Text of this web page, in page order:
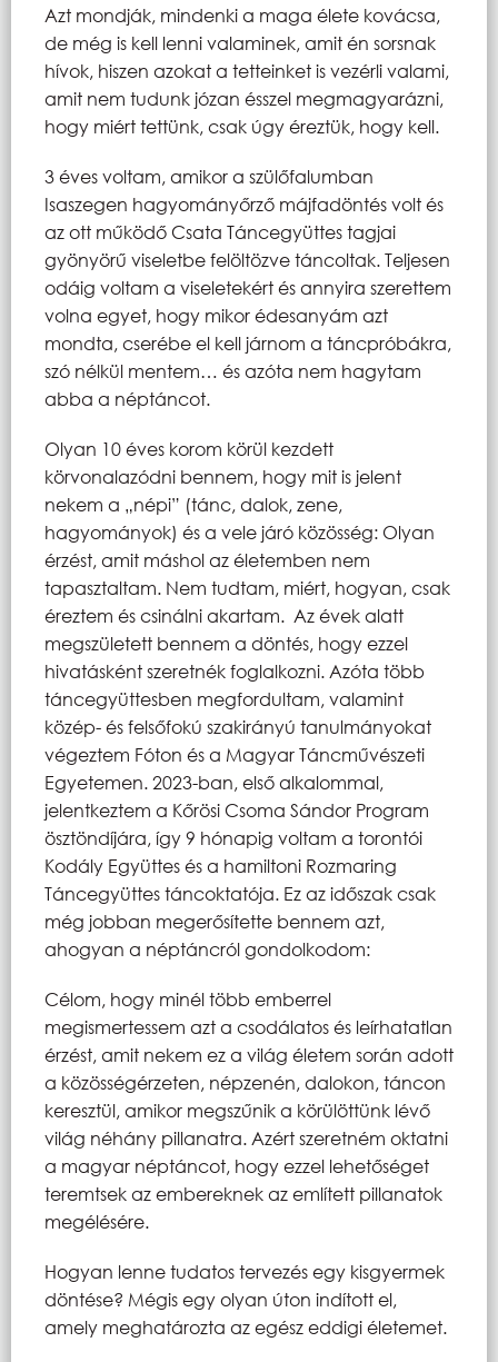
Azt mondják, mindenki a maga élete kovácsa,
de még is kell lenni valaminek, amit én sorsnak
hívok, hiszen azokat a tetteinket is vezérli valami,
amit nem tudunk józan ésszel megmagyarázni,
hogy miért tettünk, csak úgy éreztük, hogy kell.
3 éves voltam, amikor a szülőfalumban
Isaszegen hagyományőrző májfadöntés volt és
az ott működő Csata Táncegyüttes tagjai
gyönyörű viseletbe felöltözve táncoltak. Teljesen
odáig voltam a viseletekért és annyira szerettem
volna egyet, hogy mikor édesanyám azt
mondta, cserébe el kell járnom a táncpróbákra,
szó nélkül mentem… és azóta nem hagytam
abba a néptáncot.
Olyan 10 éves korom körül kezdett
körvonalazódni bennem, hogy mit is jelent
nekem a „népi” (tánc, dalok, zene,
hagyományok) és a vele járó közösség: Olyan
érzést, amit máshol az életemben nem
tapasztaltam. Nem tudtam, miért, hogyan, csak
éreztem és csinálni akartam. Az évek alatt
megszületett bennem a döntés, hogy ezzel
hivatásként szeretnék foglalkozni. Azóta több
táncegyüttesben megfordultam, valamint
közép- és felsőfokú szakirányú tanulmányokat
végeztem Fóton és a Magyar Táncművészeti
Egyetemen. 2023-ban, első alkalommal,
jelentkeztem a Kőrösi Csoma Sándor Program
ösztöndíjára, így 9 hónapig voltam a torontói
Kodály Együttes és a hamiltoni Rozmaring
Táncegyüttes táncoktatója. Ez az időszak csak
még jobban megerősítette bennem azt,
ahogyan a néptáncról gondolkodom:
Célom, hogy minél több emberrel
megismertessem azt a csodálatos és leírhatatlan
érzést, amit nekem ez a világ életem során adott
a közösségérzeten, népzenén, dalokon, táncon
keresztül, amikor megszűnik a körülöttünk lévő
világ néhány pillanatra. Azért szeretném oktatni
a magyar néptáncot, hogy ezzel lehetőséget
teremtsek az embereknek az említett pillanatok
megélésére.
Hogyan lenne tudatos tervezés egy kisgyermek
döntése? Mégis egy olyan úton indított el,
amely meghatározta az egész eddigi életemet.